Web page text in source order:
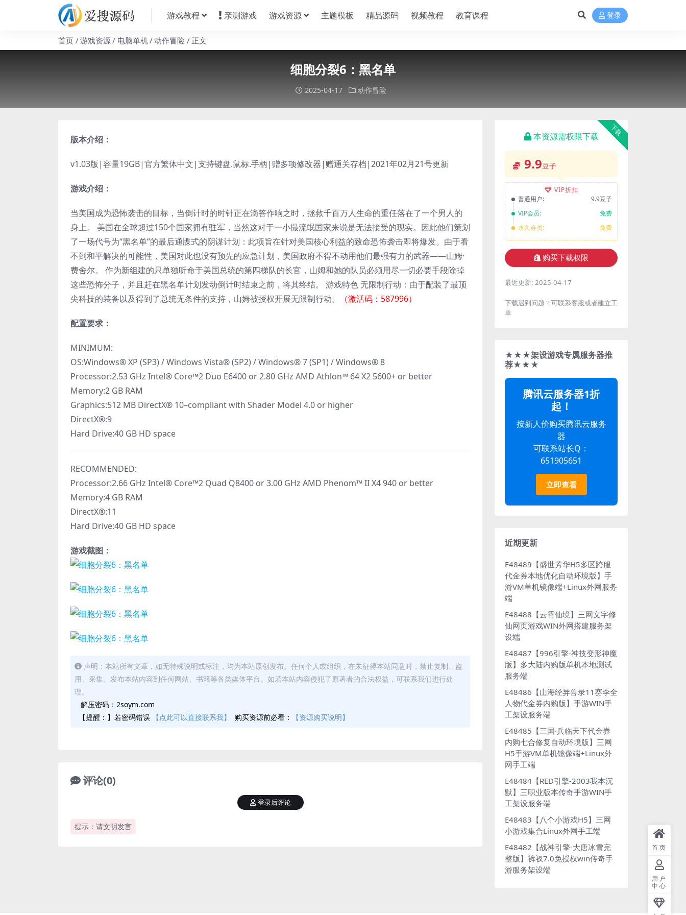
游戏教程 亲测游戏 游戏资源 主题模板 精品源码 视频教程 教育课程 登录
首页 游戏资源 电脑单机 动作冒险 正文
细胞分裂6：黑名单
2025-04-17 动作冒险
版本介绍：
v1.03版|容量19GB|官方繁体中文|支持键盘.鼠标.手柄|赠多项修改器|赠通关存档|2021年02月21号更新
游戏介绍：
当美国成为恐怖袭击的目标，当倒计时的时针正在滴答作响之时，拯救千百万人生命的重任落在了一个男人的
身上。 美国在全球超过150个国家拥有驻军，当然这对于一小撮流氓国家来说是无法接受的现实。因此他们策划
了一场代号为“黑名单”的最后通牒式的阴谋计划：此项旨在针对美国核心利益的致命恐怖袭击即将爆发。由于看
不到和平解决的可能性，美国对此也没有预先的应急计划，美国政府不得不动用他们最强有力的武器——山姆·
费舍尔。 作为新组建的只单独听命于美国总统的第四梯队的长官，山姆和她的队员必须用尽一切必要手段除掉
这些恐怖分子，并且赶在黑名单计划发动倒计时结束之前，将其终结。 游戏特色 无限制行动：由于配装了最顶
尖科技的装备以及得到了总统无条件的支持，山姆被授权开展无限制行动。
（激活码：587996）
配置要求：
MINIMUM:
OS:Windows® XP (SP3) / Windows Vista® (SP2) / Windows® 7 (SP1) / Windows® 8
Processor:2.53 GHz Intel® Core™2 Duo E6400 or 2.80 GHz AMD Athlon™ 64 X2 5600+ or better
Memory:2 GB RAM
Graphics:512 MB DirectX® 10–compliant with Shader Model 4.0 or higher
DirectX®:9
Hard Drive:40 GB HD space
RECOMMENDED:
Processor:2.66 GHz Intel® Core™2 Quad Q8400 or 3.00 GHz AMD Phenom™ II X4 940 or better
Memory:4 GB RAM
DirectX®:11
Hard Drive:40 GB HD space
游戏截图：
声明：本站所有文章，如无特殊说明或标注，均为本站原创发布。任何个人或组织，在未征得本站同意时，禁止复制、盗
用、采集、发布本站内容到任何网站、书籍等各类媒体平台。如若本站内容侵犯了原著者的合法权益，可联系我们进行处
理。
解压密码：2soym.com
【提醒：】若密码错误
【点此可以直接联系我】 购买资源前必看： 【资源购买说明】
评论(0)
提示：请文明发言
登录后评论
下载
本资源需权限下载
9.9豆子
VIP折扣
普通用户:
9.9豆子
VIP会员:
免费
永久会员:
免费
购买下载权限
最近更新: 2025-04-17
下载遇到问题？可联系客服或者建立工
单
★★★架设游戏专属服务器推
荐★★★
腾讯云服务器1折
起！
按新人价购买腾讯云服务
器
可联系站长Q：
651905651
立即查看
近期更新
E48489【盛世芳华H5多区跨服
代金券本地优化自动环境版】手
游VM单机镜像端+Linux外网服务
端
E48488【云霄仙境】三网文字修
仙网页游戏WIN外网搭建服务架
设端
E48487【996引擎-神技变形神魔
版】多大陆内购版单机本地测试
服务端
E48486【山海经异兽录11赛季全
人物代金券内购版】手游WIN手
工架设服务端
E48485【三国·兵临天下代金券
内购七合修复自动环境版】三网
H5手游VM单机镜像端+Linux外
网手工端
E48484【RED引擎-2003我本沉
默】三职业版本传奇手游WIN手
工架设服务端
E48483【八个小游戏H5】三网
小游戏集合Linux外网手工端
E48482【战神引擎-大唐冰雪完
整版】裤衩7.0免授权win传奇手
游服务架设端
首页
用户
中心